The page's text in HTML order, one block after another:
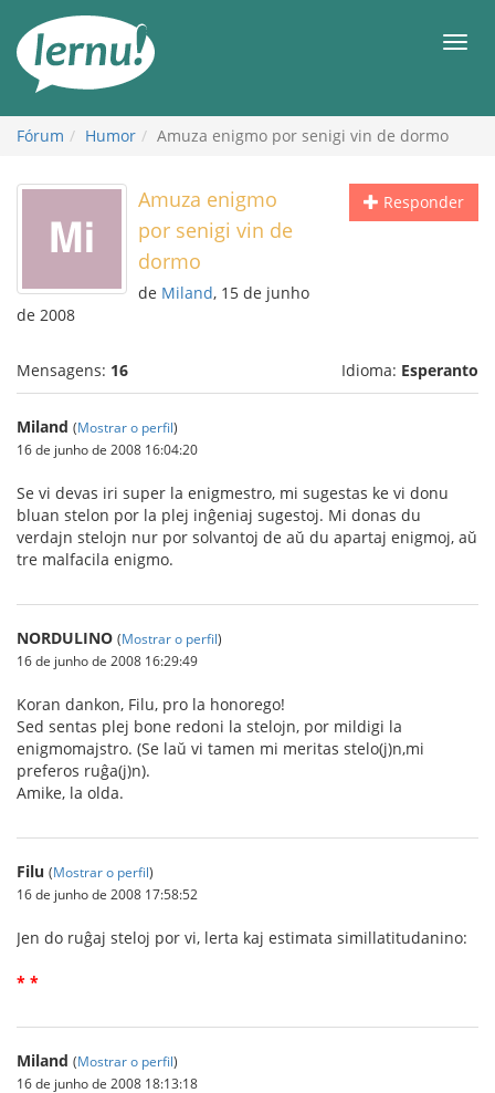
conteúdo
Fórum Humor Amuza enigmo por senigi vin de dormo
Responder
Amuza enigmo
por senigi vin de
dormo
de Miland, 15 de junho
de 2008
Mensagens: 16 Idioma: Esperanto
Miland (Mostrar o perfil)
16 de junho de 2008 16:04:20
Se vi devas iri super la enigmestro, mi sugestas ke vi donu
bluan stelon por la plej inĝeniaj sugestoj. Mi donas du
verdajn stelojn nur por solvantoj de aŭ du apartaj enigmoj, aŭ
tre malfacila enigmo.
NORDULINO (Mostrar o perfil)
16 de junho de 2008 16:29:49
Koran dankon, Filu, pro la honorego!
Sed sentas plej bone redoni la stelojn, por mildigi la
enigmomajstro. (Se laŭ vi tamen mi meritas stelo(j)n,mi
preferos ruĝa(j)n).
Amike, la olda.
Filu (Mostrar o perfil)
16 de junho de 2008 17:58:52
Jen do ruĝaj steloj por vi, lerta kaj estimata simillatitudanino:
* *
Miland (Mostrar o perfil)
16 de junho de 2008 18:13:18